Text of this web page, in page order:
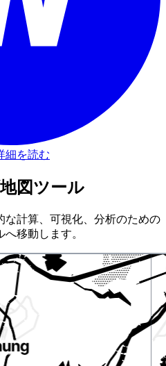
細を読む
図ツール
な計算、可視化、分析のための
移動します。